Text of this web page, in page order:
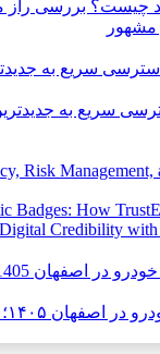
بررسی راز
مشهور
سریع به
Badges: How
Digital Credibility with
چقدر باید بپردازید؟